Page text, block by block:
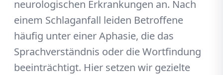
neurologischen Erkrankungen an. Nach
einem Schlaganfall leiden Betroffene
häufig unter einer Aphasie, die das
Sprachverständnis oder die Wortfindung
beeinträchtigt. Hier setzen wir gezielte